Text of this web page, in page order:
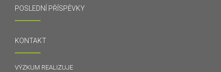
POSLEDNÍ PŘÍSPĚVKY
KONTAKT
VÝZKUM REALIZUJE